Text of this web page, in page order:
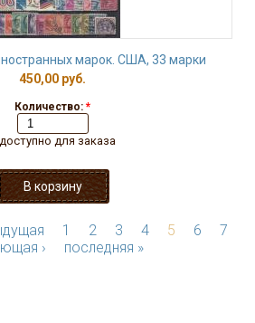
марок. США, 33 марки
450,00 руб.
Количество: *
для заказа
1 2 3 4 5 6
7
›
последняя »